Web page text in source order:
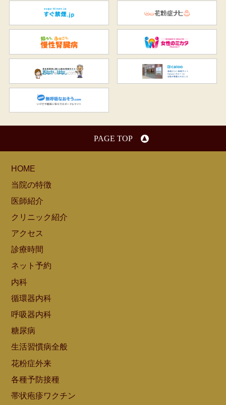
すぐ禁煙.jp
知ろう、ふせごう。慢性腎臓
おなかのはなし.com
PAGE TOP
HOME
当院の特徴
医師紹介
クリニック紹介
アクセス
診療時間
ネット予約
内科
循環器内科
呼吸器内科
糖尿病
生活習慣病全般
花粉症外来
各種予防接種
帯状疱疹ワクチン